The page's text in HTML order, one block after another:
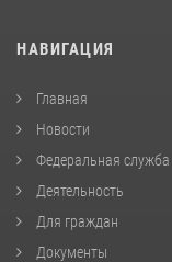
НАВИГАЦИЯ
Главная
Новости
Федеральная служба
Деятельность
Для граждан
Документы